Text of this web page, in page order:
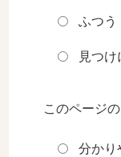
ふつう
見つけ
このページ
分かり